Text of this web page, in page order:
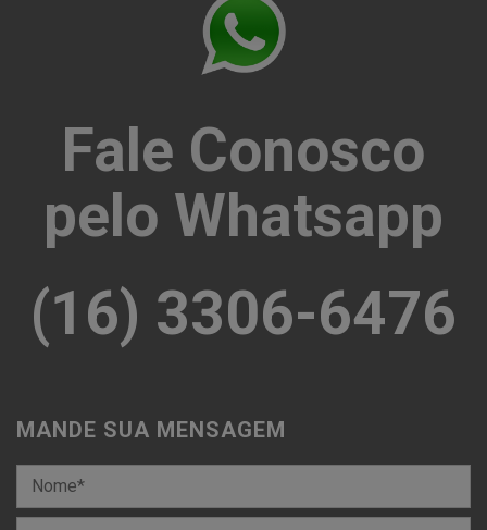
Fale Conosco
pelo Whatsapp
(16) 3306-6476
MANDE SUA MENSAGEM